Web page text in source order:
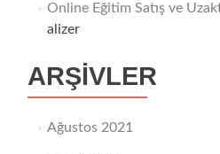
Online Eğitim Satış ve
alizer
ARŞIVLER
Ağustos 2021